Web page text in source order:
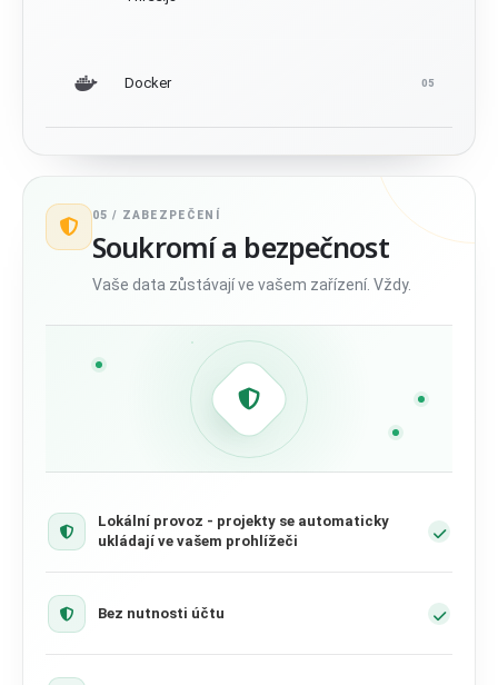
Docker 05
05 / ZABEZPEČENÍ
Soukromí a bezpečnost
Vaše data zůstávají ve vašem zařízení. Vždy.
Lokální provoz - projekty se automaticky
ukládají ve vašem prohlížeči
Bez nutnosti účtu